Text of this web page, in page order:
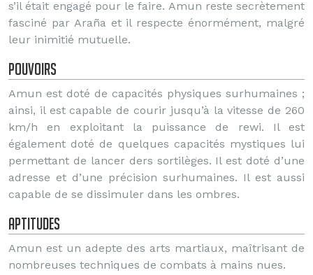
s’il était engagé pour le faire. Amun reste secrètement
fasciné par Araña et il respecte énormément, malgré
leur inimitié mutuelle.
Pouvoirs
Amun est doté de capacités physiques surhumaines ;
ainsi, il est capable de courir jusqu’à la vitesse de 260
km/h en exploitant la puissance de rewi. Il est
également doté de quelques capacités mystiques lui
permettant de lancer ders sortilèges. Il est doté d’une
adresse et d’une précision surhumaines. Il est aussi
capable de se dissimuler dans les ombres.
Aptitudes
Amun est un adepte des arts martiaux, maîtrisant de
nombreuses techniques de combats à mains nues.